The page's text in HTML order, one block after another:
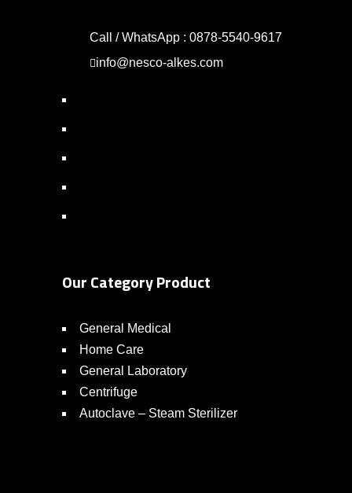
Call / WhatsApp : 0878-5540-9617
info@nesco-alkes.com
Our Category Product
General Medical
Home Care
General Laboratory
Centrifuge
Autoclave – Steam Sterilizer